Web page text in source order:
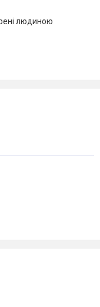
людиною